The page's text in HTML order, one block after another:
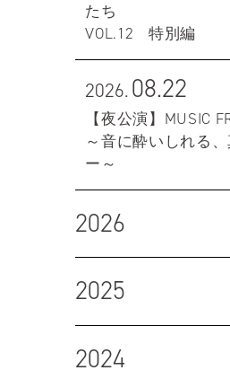
たち
VOL.12 特別編
2026.08.22
【夜公演】MUSIC
～音に酔いしれる
ー～
2026
2025
2024